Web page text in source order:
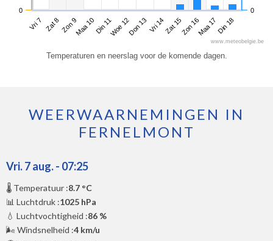
Vri 7 Zat 8Zon 9Maa 10Din 11Woe 12Don 13Vri 14Zat 15Zon 16Maa 17Din 18
0 0
www.meteobelgie.be
Temperaturen en neerslag voor de komende dagen.
WEERWAARNEMINGEN IN
FERNELMONT
Vri. 7 aug. - 07:25
🌡️ Temperatuur :8.7 °C
📊 Luchtdruk :1025 hPa
💧 Luchtvochtigheid :86 %
🌬️ Windsnelheid :4 km/u